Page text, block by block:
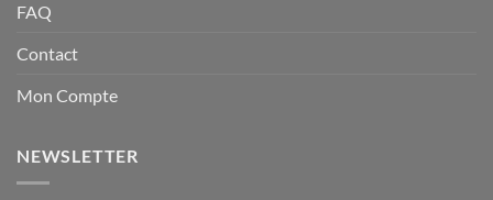
FAQ
Contact
Mon Compte
NEWSLETTER